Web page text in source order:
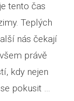
tento čas
Teplých
nás čekají
právě
kdy nejen
pokusit …